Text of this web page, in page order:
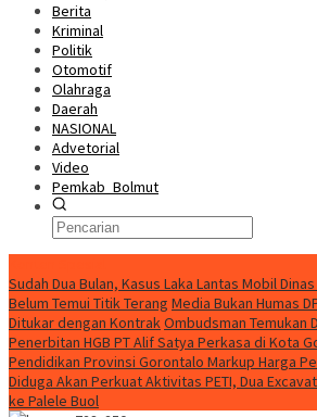
Berita
Kriminal
Politik
Otomotif
Olahraga
Daerah
NASIONAL
Advetorial
Video
Pemkab_Bolmut
Sudah Dua Bulan, Kasus Laka Lantas Mobil
Belum Temui Titik Terang Media Bukan Humas
Ditukar dengan KontrakOmbudsman Temukan
Penerbitan HGB PT Alif Satya Perkasa di Kota
Pendidikan Provinsi Gorontalo Markup Harga
Diduga Akan Perkuat Aktivitas PETI, Dua
ke Palele Buol